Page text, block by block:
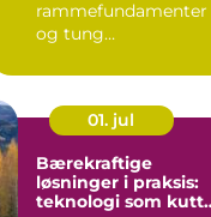
rammefundamenter
og tung
både ubehag, frykt ...
01. jul
Bærekraftige
løsninger i praksis:
teknologi som